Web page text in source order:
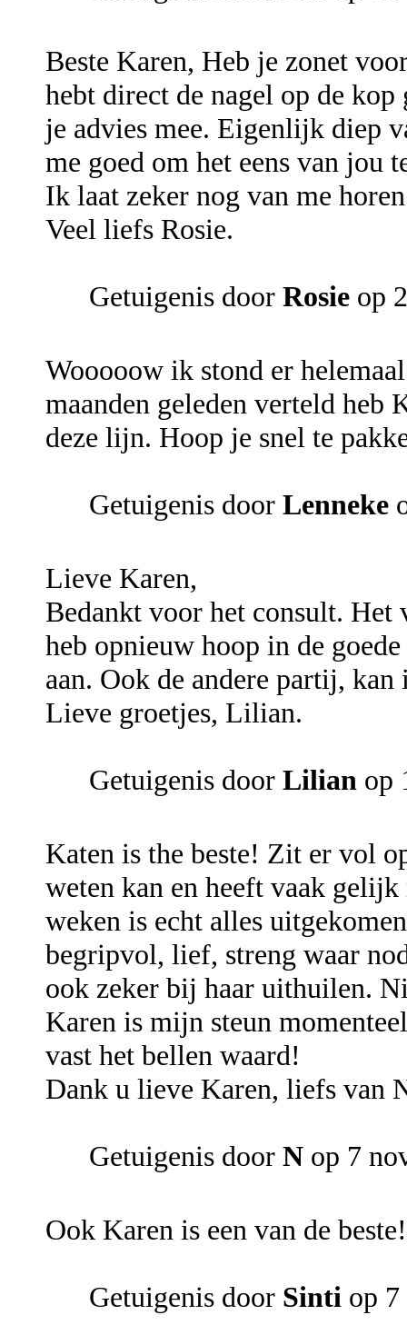
Beste Karen, Heb je zonet
hebt direct de nagel op de kop
je advies mee. Eigenlijk diep
me goed om het eens van jou
Ik laat zeker nog van me
Veel liefs Rosie.
Getuigenis door Rosie op
Wooooow ik stond er
maanden geleden verteld heb
deze lijn. Hoop je snel te
Getuigenis door Lenneke
Lieve Karen,
Bedankt voor het consult. Het
heb opnieuw hoop in de
aan. Ook de andere partij,
Lieve groetjes, Lilian.
Getuigenis door Lilian op
Katen is the beste! Zit er vol
weten kan en heeft vaak
weken is echt alles
begripvol, lief, streng waar
ook zeker bij haar uithuilen.
Karen is mijn steun
vast het bellen waard!
Dank u lieve Karen, liefs van
Getuigenis door N op 7
Ook Karen is een van de
Getuigenis door Sinti op